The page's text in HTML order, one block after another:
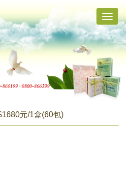
Toggle
元/1盒(60包)